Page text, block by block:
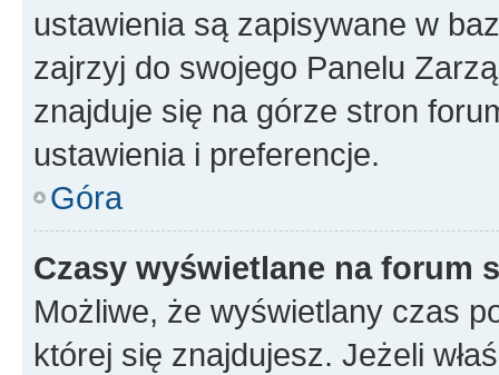
ustawienia są zapisywane w
zajrzyj do swojego Panelu
znajduje się na górze stron
ustawienia i preferencje.
Góra
Czasy wyświetlane na forum
Możliwe, że wyświetlany czas
której się znajdujesz. Jeżeli